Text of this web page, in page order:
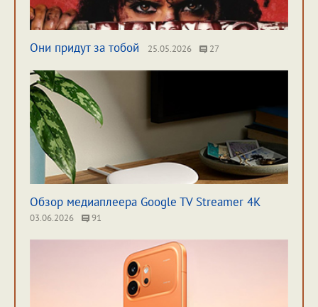
Они придут за тобой 25.05.2026 27
Обзор медиаплеера Google TV Streamer 4K
03.06.2026 91